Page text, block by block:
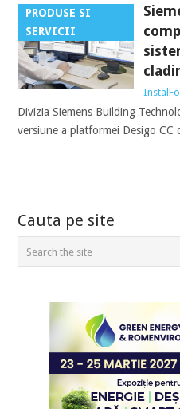
PRODUSE SI
SERVICII
Divizia Siemens Building
versiune a platformei Desigo CC
POSTS
NAVIGATION
Cauta pe site